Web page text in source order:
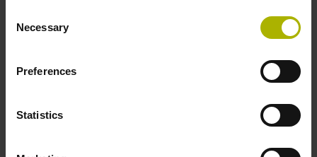
Selection
Necessary
Preferences
Statistics
Hauptmessrichtung X, sondern auch die
Nebenmessrichtung Y direkt und hochgenau erfassen.
Die beiden gemessenen Positionswerte werden über
die EnDat 3-Schnittstelle mit nur einem Kabel an die
Aufwand und optimiert zugleich das dynamische
Verhalten des Bewegungssystems. Das GAP 1081 ist